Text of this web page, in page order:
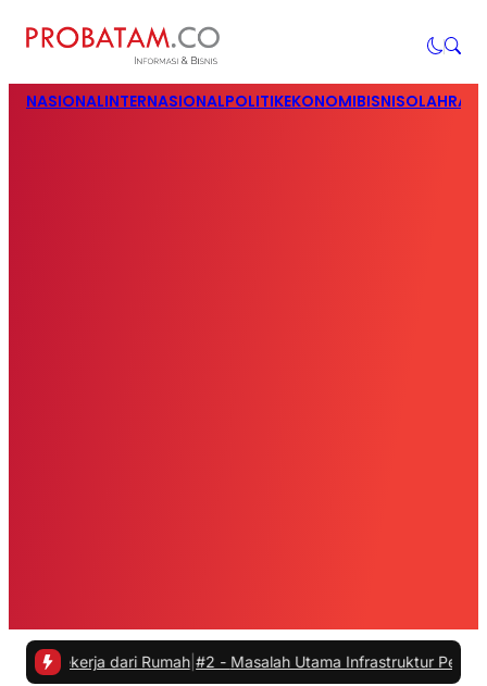
NASIONALINTERNASIONALPOLITIKEKONOMIBISNIS
dari Rumah|#2 -Masalah Utama Infrastruktur Pengisian Daya